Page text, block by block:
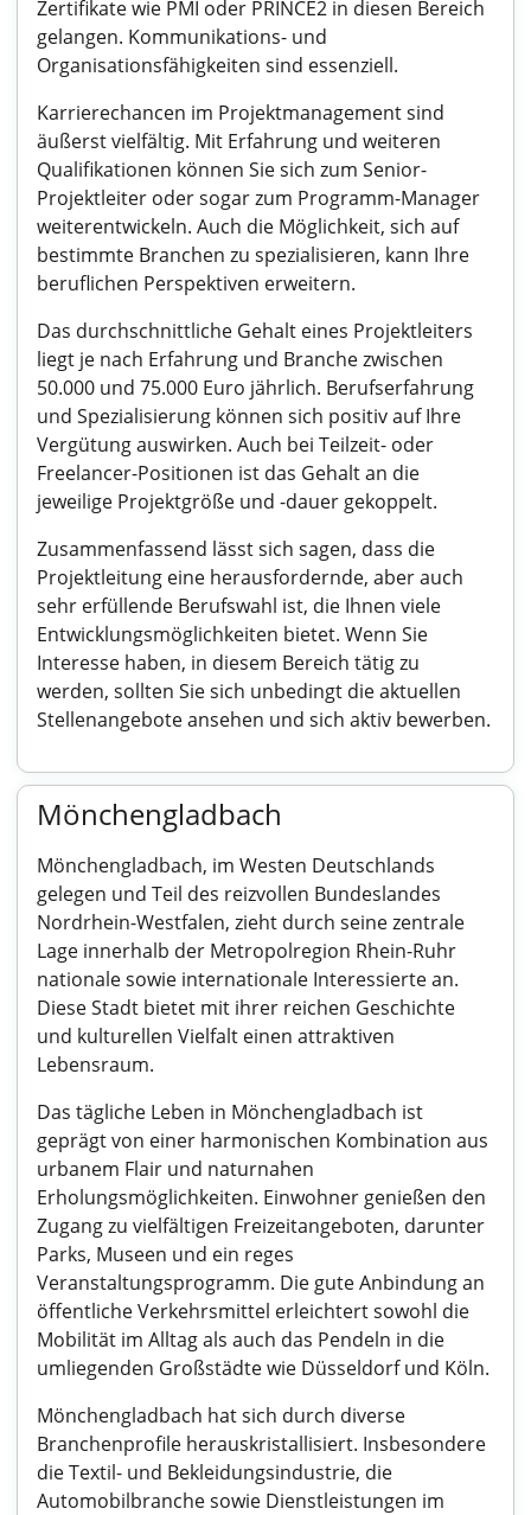
Zertifikate wie PMI oder PRINCE2 in diesen Bereich
gelangen. Kommunikations- und
Organisationsfähigkeiten sind essenziell.
Karrierechancen im Projektmanagement sind
äußerst vielfältig. Mit Erfahrung und weiteren
Qualifikationen können Sie sich zum Senior-
Projektleiter oder sogar zum Programm-Manager
weiterentwickeln. Auch die Möglichkeit, sich auf
bestimmte Branchen zu spezialisieren, kann Ihre
beruflichen Perspektiven erweitern.
Das durchschnittliche Gehalt eines Projektleiters
liegt je nach Erfahrung und Branche zwischen
50.000 und 75.000 Euro jährlich. Berufserfahrung
und Spezialisierung können sich positiv auf Ihre
Vergütung auswirken. Auch bei Teilzeit- oder
Freelancer-Positionen ist das Gehalt an die
jeweilige Projektgröße und -dauer gekoppelt.
Zusammenfassend lässt sich sagen, dass die
Projektleitung eine herausfordernde, aber auch
sehr erfüllende Berufswahl ist, die Ihnen viele
Entwicklungsmöglichkeiten bietet. Wenn Sie
Interesse haben, in diesem Bereich tätig zu
werden, sollten Sie sich unbedingt die aktuellen
Stellenangebote ansehen und sich aktiv bewerben.
Mönchengladbach
Mönchengladbach, im Westen Deutschlands
gelegen und Teil des reizvollen Bundeslandes
Nordrhein-Westfalen, zieht durch seine zentrale
Lage innerhalb der Metropolregion Rhein-Ruhr
nationale sowie internationale Interessierte an.
Diese Stadt bietet mit ihrer reichen Geschichte
und kulturellen Vielfalt einen attraktiven
Lebensraum.
Das tägliche Leben in Mönchengladbach ist
geprägt von einer harmonischen Kombination aus
urbanem Flair und naturnahen
Erholungsmöglichkeiten. Einwohner genießen den
Zugang zu vielfältigen Freizeitangeboten, darunter
Parks, Museen und ein reges
Veranstaltungsprogramm. Die gute Anbindung an
öffentliche Verkehrsmittel erleichtert sowohl die
Mobilität im Alltag als auch das Pendeln in die
umliegenden Großstädte wie Düsseldorf und Köln.
Mönchengladbach hat sich durch diverse
Branchenprofile herauskristallisiert. Insbesondere
die Textil- und Bekleidungsindustrie, die
Automobilbranche sowie Dienstleistungen im